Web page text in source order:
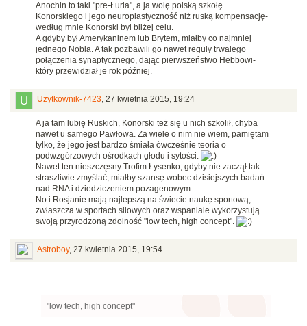
Anochin to taki "pre-Łuria", a ja wolę polską szkołę
Konorskiego i jego neuroplastyczność niż ruską kompensację-
według mnie Konorski był bliżej celu.
A gdyby był Amerykaninem lub Brytem, miałby co najmniej
jednego Nobla. A tak pozbawili go nawet reguły trwałego
połączenia synaptycznego, dając pierwszeństwo Hebbowi-
który przewidział je rok później.
Użytkownik-7423, 27 kwietnia 2015, 19:24
A ja tam lubię Ruskich, Konorski też się u nich szkolił, chyba
nawet u samego Pawłowa. Za wiele o nim nie wiem, pamiętam
tylko, że jego jest bardzo śmiała ówcześnie teoria o
podwzgórzowych ośrodkach głodu i sytości.
Nawet ten nieszczęsny Trofim Łysenko, gdyby nie zaczął tak
straszliwie zmyślać, miałby szansę wobec dzisiejszych badań
nad RNA i dziedziczeniem pozagenowym.
No i Rosjanie mają najlepszą na świecie naukę sportową,
zwłaszcza w sportach siłowych oraz wspaniale wykorzystują
swoją przyrodzoną zdolność "low tech, high concept".
Astroboy, 27 kwietnia 2015, 19:54
"low tech, high concept"